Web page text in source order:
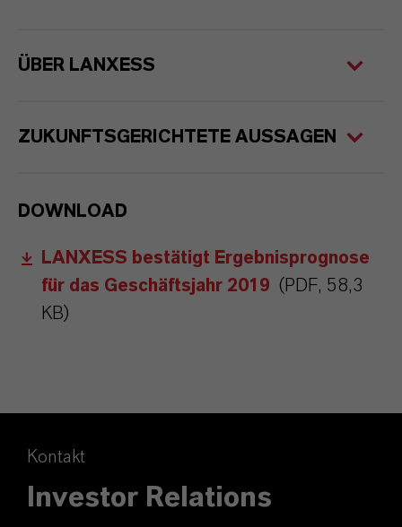
ÜBER LANXESS
ZUKUNFTSGERICHTETE AUSSAGEN
DOWNLOAD
LANXESS bestätigt Ergebnisprognose
für das Geschäftsjahr 2019 (PDF, 58,3
KB)
Kontakt
Investor Relations